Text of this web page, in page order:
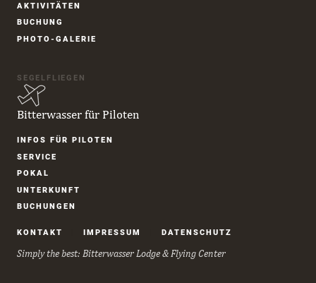
AKTIVITÄTEN
BUCHUNG
PHOTO-GALERIE
SEGELFLIEGEN
Bitterwasser für Piloten
Navigation
INFOS FÜR PILOTEN
SERVICE
POKAL
UNTER­KUNFT
BUCHUNGEN
Navigation
KONTAKT IMPRESSUM DATENSCHUTZ
Simply the best: Bitterwasser Lodge & Flying Center